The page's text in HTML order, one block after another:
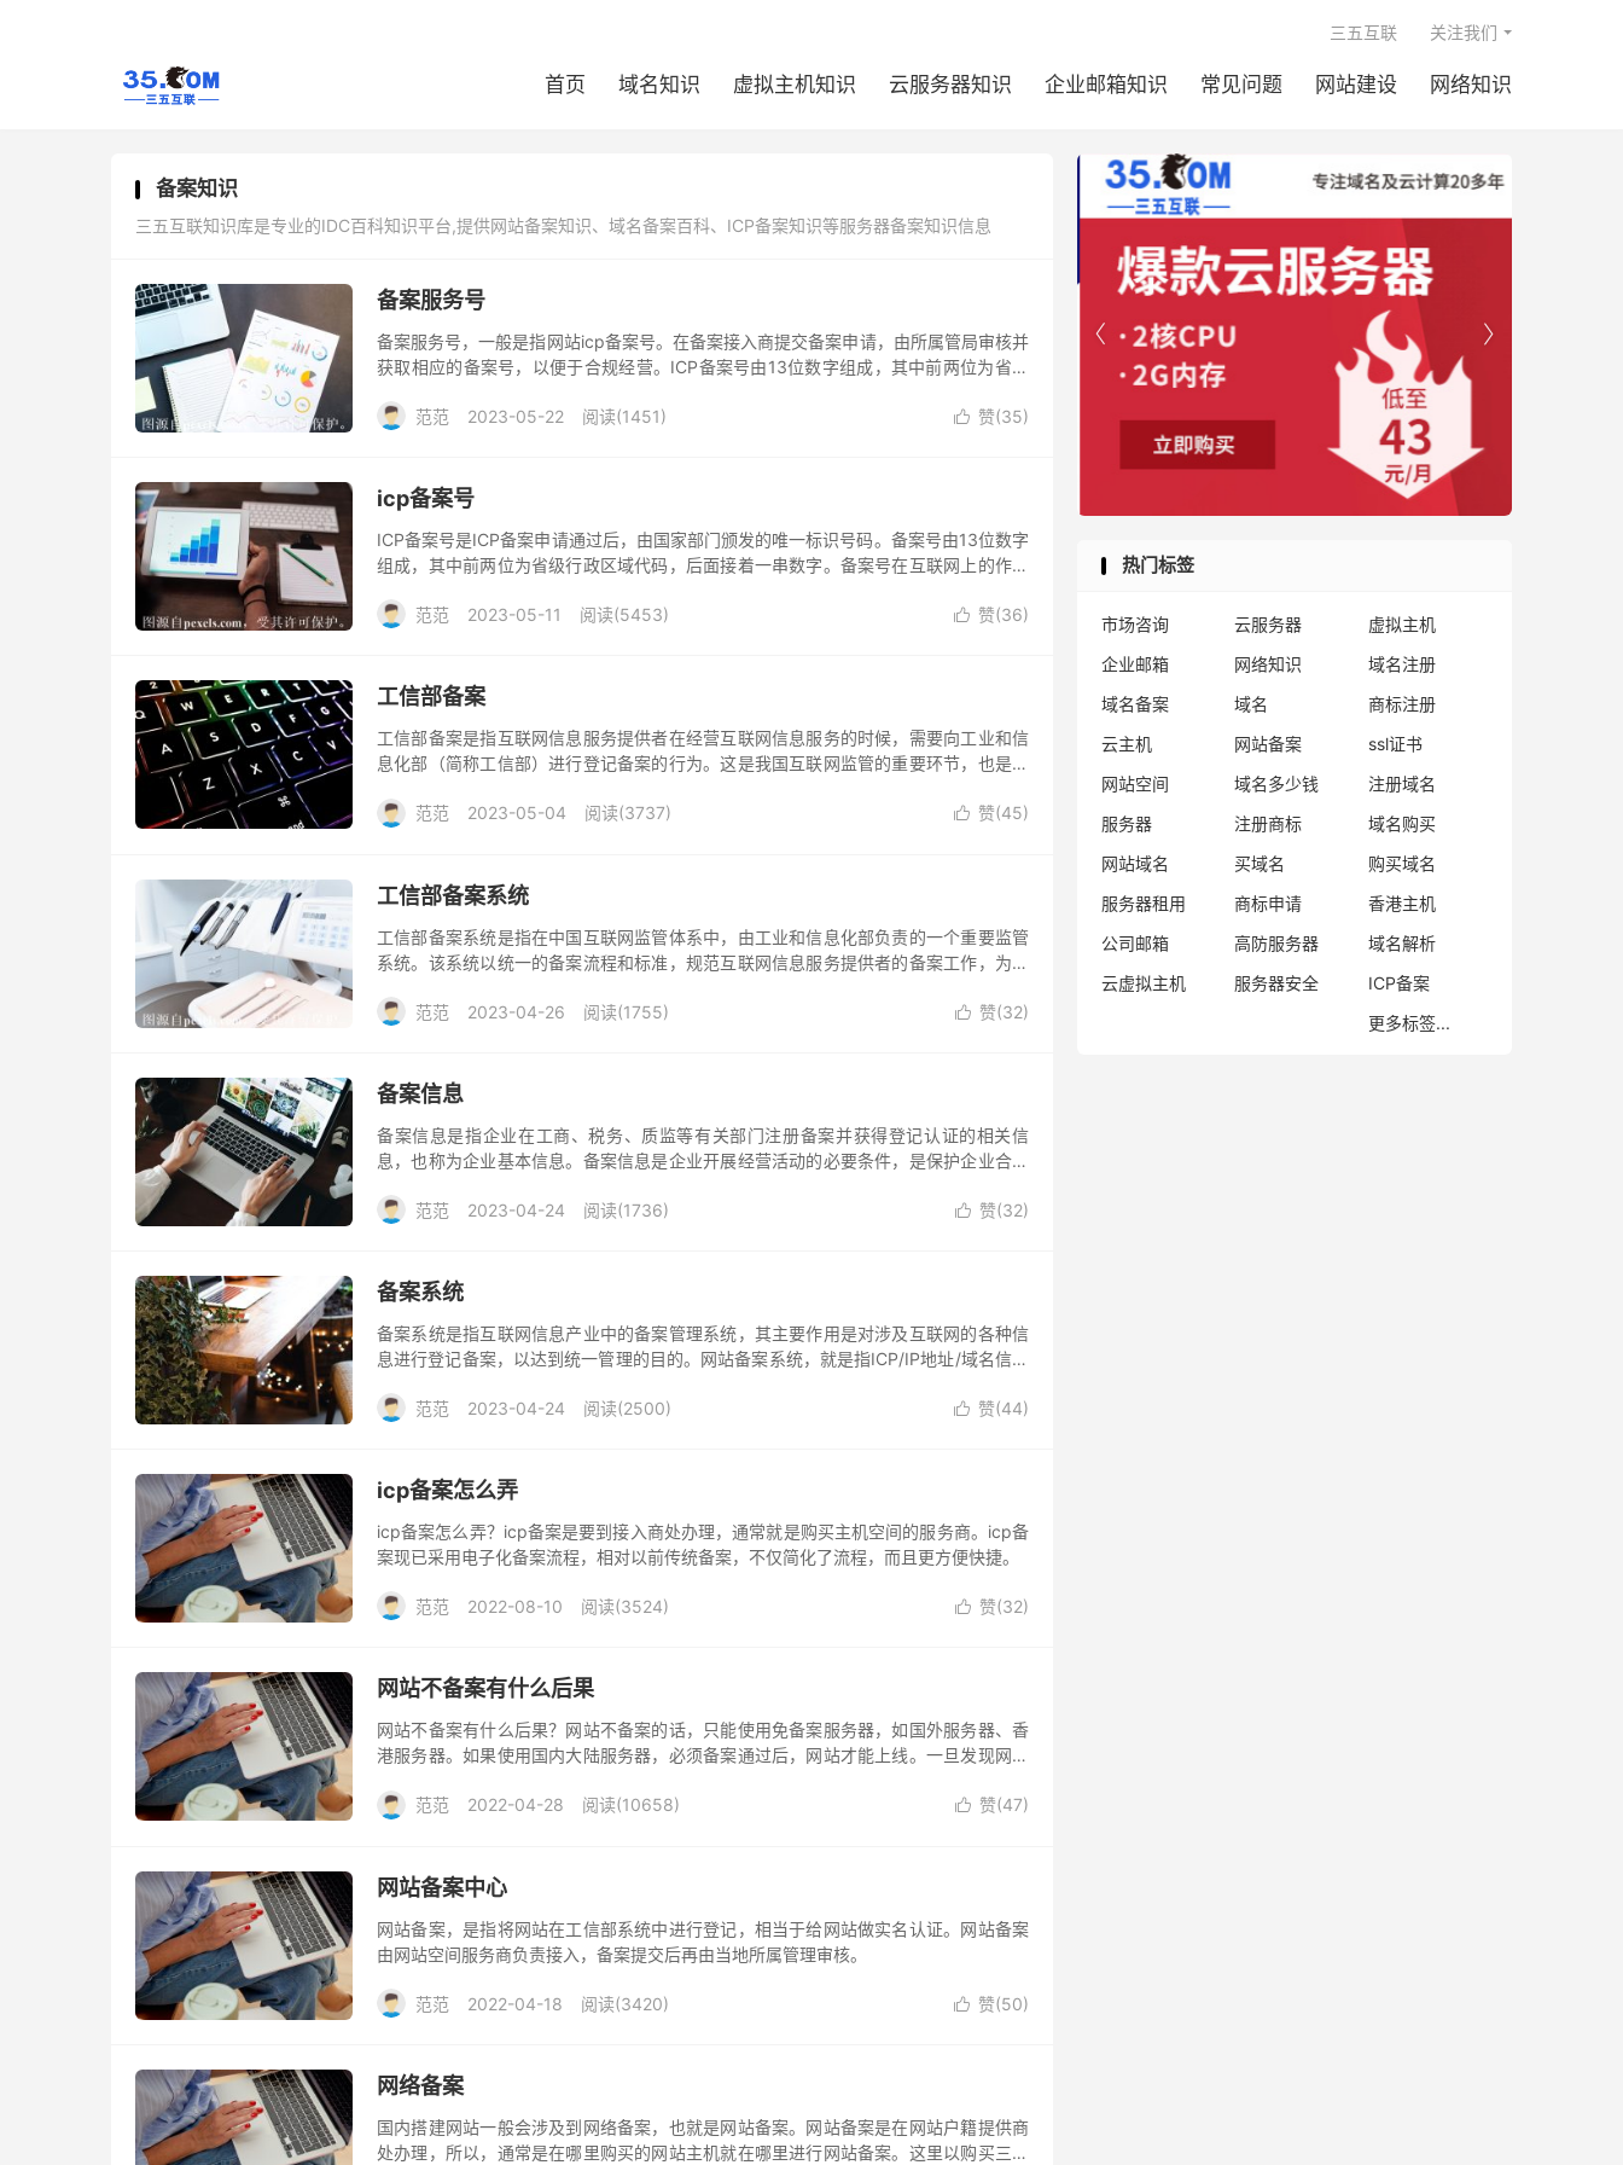
首页 域名知识 虚拟主机知识 云服务器知识 企业邮箱知识 常见问题 网站建设 网络知识
三五互联 关注我们
备案知识
三五互联知识库是专业的IDC百科知识平台,提供网站备案知识、域名备案百科、ICP备案知识等服务器备案知识信息
备案服务号
备案服务号，一般是指网站icp备案号。在备案接入商提交备案申请，由所属管局审核并
获取相应的备案号，以便于合规经营。ICP备案号由13位数字组成，其中前两位为省级
范范
2023-05-22 阅读(1451)  赞(35)
icp备案号
ICP备案号是ICP备案申请通过后，由国家部门颁发的唯一标识号码。备案号由13位数字
组成，其中前两位为省级行政区域代码，后面接着一串数字。备案号在互联网上的作用
息，例如网站的所有者、域名、主办单位信息等。
范范 2023-05-11 阅读(5453)  赞(36)
工信部备案
工信部备案是指互联网信息服务提供者在经营互联网信息服务的时候，需要向工业和信
息化部（简称工信部）进行登记备案的行为。这是我国互联网监管的重要环节，也是履
范范
2023-05-04 阅读(3737)  赞(45)
工信部备案系统
工信部备案系统是指在中国互联网监管体系中，由工业和信息化部负责的一个重要监管
系统。该系统以统一的备案流程和标准，规范互联网信息服务提供者的备案工作，为构
范范
2023-04-26 阅读(1755)  赞(32)
备案信息
备案信息是指企业在工商、税务、质监等有关部门注册备案并获得登记认证的相关信
息，也称为企业基本信息。备案信息是企业开展经营活动的必要条件，是保护企业合法
范范
2023-04-24 阅读(1736)  赞(32)
备案系统
备案系统是指互联网信息产业中的备案管理系统，其主要作用是对涉及互联网的各种信
息进行登记备案，以达到统一管理的目的。网站备案系统，就是指ICP/IP地址/域名信息
良互联网信息的传播。
范范 2023-04-24 阅读(2500)  赞(44)
icp备案怎么弄
icp备案怎么弄？icp备案是要到接入商处办理，通常就是购买主机空间的服务商。icp备
案现已采用电子化备案流程，相对以前传统备案，不仅简化了流程，而且更方便快捷。
范范 2022-08-10 阅读(3524)  赞(32)
网站不备案有什么后果
网站不备案有什么后果？网站不备案的话，只能使用免备案服务器，如国外服务器、香
港服务器。如果使用国内大陆服务器，必须备案通过后，网站才能上线。一旦发现网站
范范
2022-04-28 阅读(10658)  赞(47)
网站备案中心
网站备案，是指将网站在工信部系统中进行登记，相当于给网站做实名认证。网站备案
由网站空间服务商负责接入，备案提交后再由当地所属管理审核。
范范 2022-04-18 阅读(3420)  赞(50)
网络备案
国内搭建网站一般会涉及到网络备案，也就是网站备案。网站备案是在网站户籍提供商
处办理，所以，通常是在哪里购买的网站主机就在哪里进行网站备案。这里以购买三五


热门标签
市场咨询 云服务器
虚拟主机
企业邮箱
网络知识
域名注册
域名备案
域名
商标注册
云主机
网站备案
ssl证书
网站空间
域名多少钱
注册域名
服务器
注册商标
域名购买
网站域名
买域名
购买域名
服务器租用
商标申请
香港主机
公司邮箱
高防服务器
域名解析
云虚拟主机
服务器安全
ICP备案
更多标签...